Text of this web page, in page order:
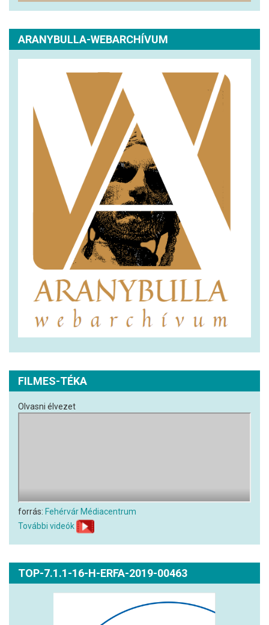
ARANYBULLA-WEBARCHÍVUM
FILMES-TÉKA
Olvasni élvezet
forrás: Fehérvár Médiacentrum
További videók
TOP-7.1.1-16-H-ERFA-2019-00463